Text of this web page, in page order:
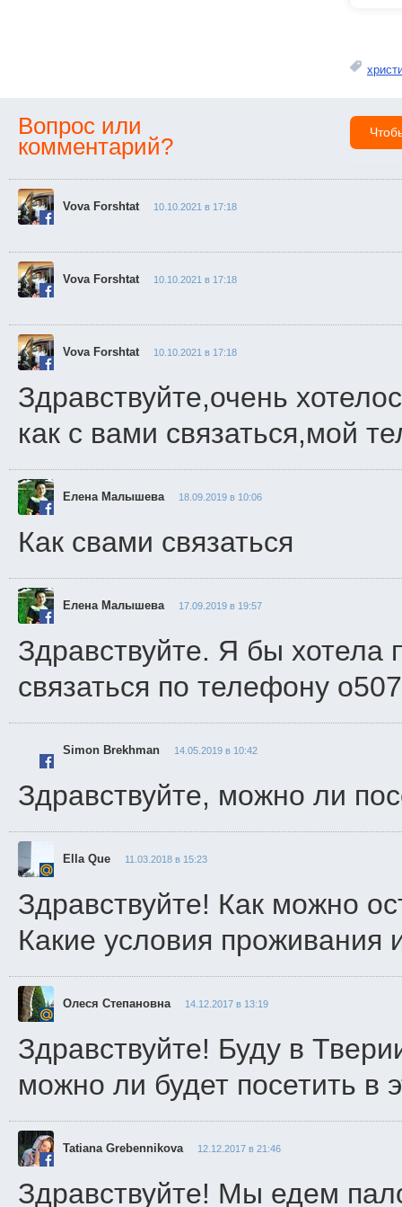
Колокол на территории подворья Марии
Магдалины в Тверии.
На территории подворья Марии Магдалины в
Тверии.
Вопрос или
комментарий?
Vova Forshtat 10.10.2021 в 17:18
Vova Forshtat 10.10.2021 в 17:18
Vova Forshtat 10.10.2021 в 17:18
Здравствуйте,очень
как с вами связаться,мой
Елена Малышева 18.09.2019 в 10:06
Как свами связаться
Елена Малышева 17.09.2019 в 19:57
Здравствуйте. Я бы хотела
связаться по телефону
Simon Brekhman 14.05.2019 в 10:42
Здравствуйте, можно ли
Ella Que 11.03.2018 в 15:23
Здравствуйте! Как можно
Какие условия проживания
Олеся Степановна 14.12.2017 в 13:19
Здравствуйте! Буду в
можно ли будет посетить в
Tatiana Grebennikova 12.12.2017 в 21:46
Здравствуйте! Мы едем